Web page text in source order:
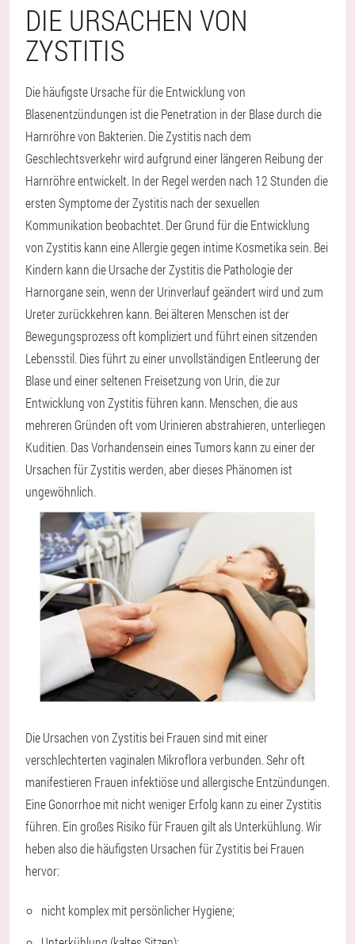
DIE URSACHEN VON
ZYSTITIS
Die häufigste Ursache für die Entwicklung von
Blasenentzündungen ist die Penetration in der Blase durch die
Harnröhre von Bakterien. Die Zystitis nach dem
Geschlechtsverkehr wird aufgrund einer längeren Reibung der
Harnröhre entwickelt. In der Regel werden nach 12 Stunden die
ersten Symptome der Zystitis nach der sexuellen
Kommunikation beobachtet. Der Grund für die Entwicklung
von Zystitis kann eine Allergie gegen intime Kosmetika sein. Bei
Kindern kann die Ursache der Zystitis die Pathologie der
Harnorgane sein, wenn der Urinverlauf geändert wird und zum
Ureter zurückkehren kann. Bei älteren Menschen ist der
Bewegungsprozess oft kompliziert und führt einen sitzenden
Lebensstil. Dies führt zu einer unvollständigen Entleerung der
Blase und einer seltenen Freisetzung von Urin, die zur
Entwicklung von Zystitis führen kann. Menschen, die aus
mehreren Gründen oft vom Urinieren abstrahieren, unterliegen
Kuditien. Das Vorhandensein eines Tumors kann zu einer der
Ursachen für Zystitis werden, aber dieses Phänomen ist
ungewöhnlich.
Die Ursachen von Zystitis bei Frauen sind mit einer
verschlechterten vaginalen Mikroflora verbunden. Sehr oft
manifestieren Frauen infektiöse und allergische Entzündungen.
Eine Gonorrhoe mit nicht weniger Erfolg kann zu einer Zystitis
führen. Ein großes Risiko für Frauen gilt als Unterkühlung. Wir
heben also die häufigsten Ursachen für Zystitis bei Frauen
hervor:
nicht komplex mit persönlicher Hygiene;